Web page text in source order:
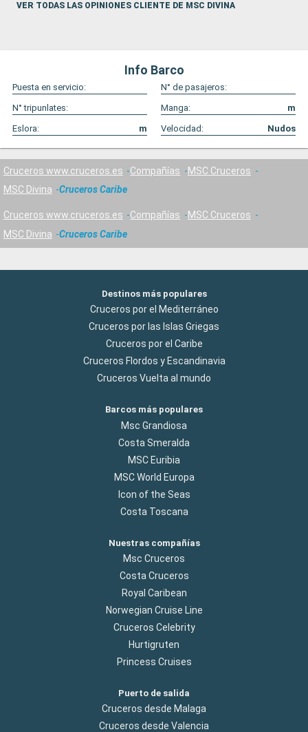
VER TODAS LAS OPINIONES CLIENTE DE MSC DIVINA
Info Barco
Puesta en servicio:
N° de pasajeros:
N° tripunlates:
Manga:
m
Eslora:
m Velocidad: Nudos
Cruceros www.cruceros.es Compañías
MSC Cruceros
MSC Divina
Cruceros Caribe
Cruceros www.cruceros.es Compañías
MSC Cruceros
MSC Divina
Cruceros Caribe
Destinos más populares
Cruceros por el Mediterráneo
Cruceros por las Islas Griegas
Cruceros por el Caribe
Cruceros Flordos y Escandinavia
Cruceros Vuelta al mundo
Barcos más populares
Msc Grandiosa
Costa Smeralda
MSC Euribia
MSC World Europa
Icon of the Seas
Costa Toscana
Nuestras compañías
Msc Cruceros
Costa Cruceros
Royal Caribean
Norwegian Cruise Line
Cruceros Celebrity
Hurtigruten
Princess Cruises
Puerto de salida
Cruceros desde Malaga
Cruceros desde Valencia